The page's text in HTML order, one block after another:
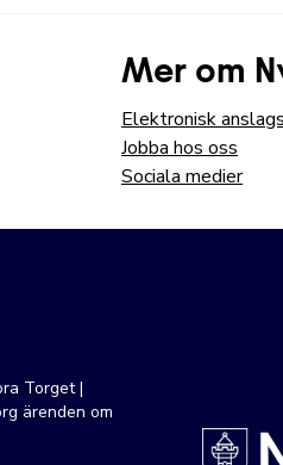
Mer om
Elektronisk
Jobba hos oss
Sociala medier
Torget |
ärenden om